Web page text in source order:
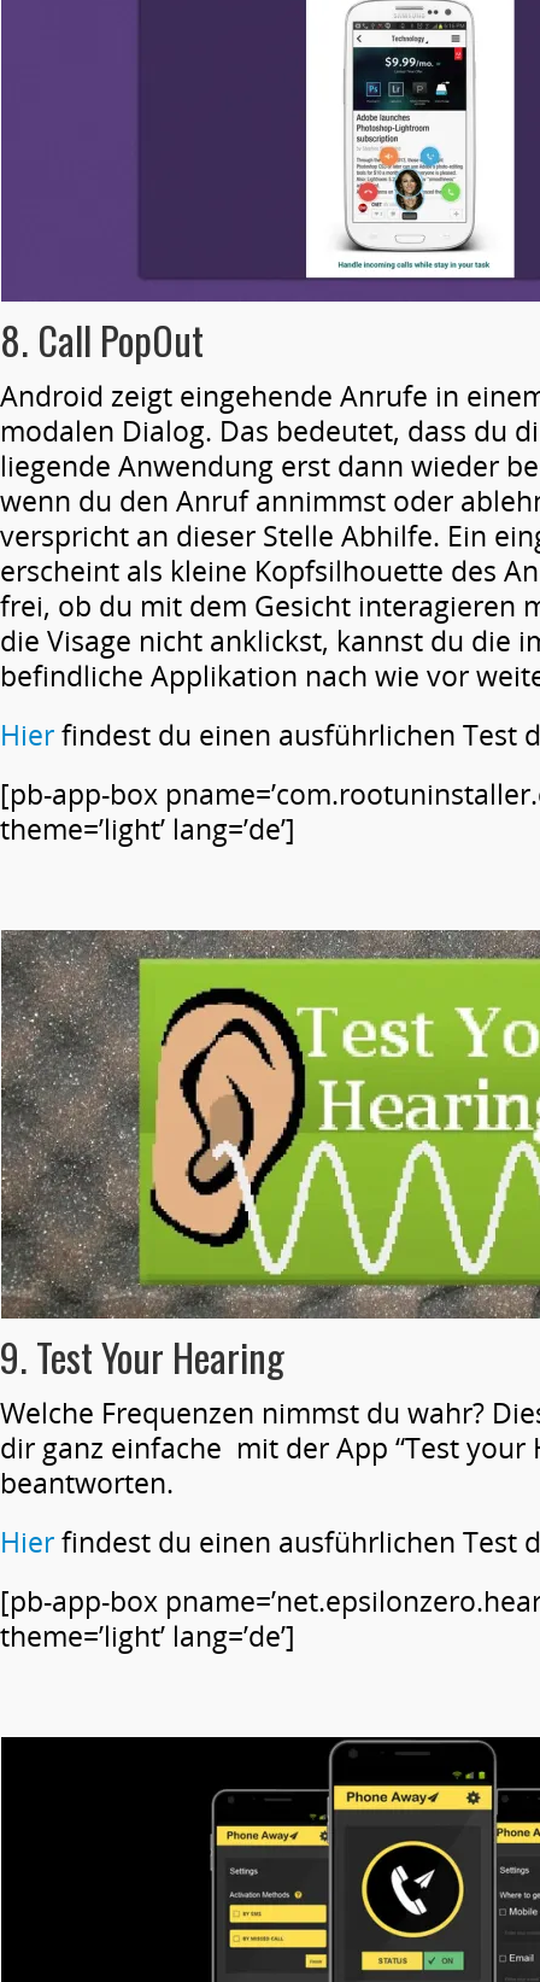
8. Call PopOut
Android zeigt eingehende Anrufe in
modalen Dialog. Das bedeutet, dass du
liegende Anwendung erst dann wieder
wenn du den Anruf annimmst oder
verspricht an dieser Stelle Abhilfe. Ein
erscheint als kleine Kopfsilhouette des
frei, ob du mit dem Gesicht interagieren
die Visage nicht anklickst, kannst du die
befindliche Applikation nach wie vor
Hierfindest du einen ausführlichen Test
[pb-app-box
theme=’light’ lang=’de’]
9. Test Your Hearing
Welche Frequenzen nimmst du wahr?
dir ganz einfache mit der App “Test your
beantworten.
Hierfindest du einen ausführlichen Test
[pb-app-box
theme=’light’ lang=’de’]